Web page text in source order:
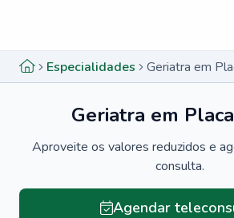
Especialidades Geriatra em
Geriatra em
Aproveite os valores reduzidos e
consulta.
Agendar